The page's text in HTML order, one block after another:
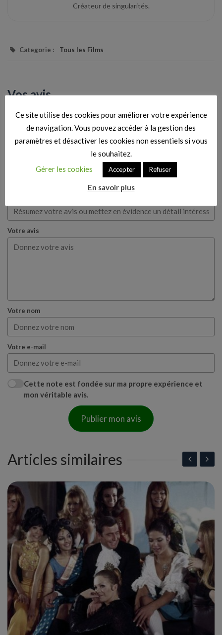
Créateur de singularités.
Categorie : Tous les Films
Vos avis
Aucun avis n’a été donné pour le moment. Soyez le premier à en
écrire un.
Votre avis
Votre nom
Votre e-mail
Cette note est fondée sur ma propre expérience et
mon véritable avis.
Publier mon avis
Articles similaires
Ce site utilise des cookies pour améliorer votre expérience
de navigation. Vous pouvez accéder à la gestion des
paramètres et désactiver les cookies non essentiels si vous
le souhaitez.
Gérer les cookies
Accepter Refuser
En savoir plus